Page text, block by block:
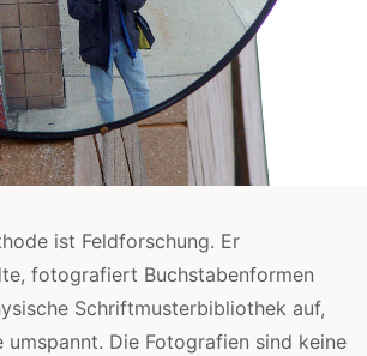
ist Feldforschung. Er
fotografiert Buchstabenformen
Schriftmusterbibliothek auf,
umspannt. Die Fotografien sind keine